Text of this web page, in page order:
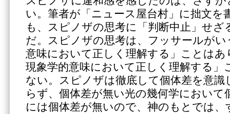
い。筆者が「ニュース屋台村」に拙文を
も、スピノザの思考に「判断中止」せ
だ。スピノザの思考は、フッサールが
意味において正しく理解する」ことは
現象学的意味において正しく理解する」
ない。スピノザは徹底して個体差を意
らず、個体差が無い光の幾何学において
には個体差が無いので、神のもとでは、